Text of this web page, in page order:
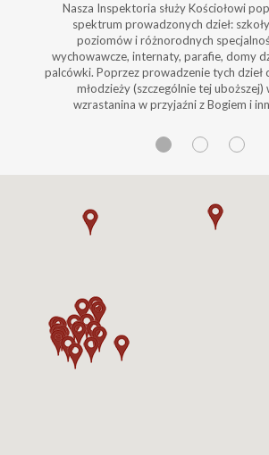
Nasza Inspektoria służy Kościołowi
spektrum prowadzonych dzieł:
poziomów i różnorodnych
wychowawcze, internaty, parafie, domy
palcówki. Poprzez prowadzenie tych dzieł
młodzieży (szczególnie tej uboższej)
wzrastanina w przyjaźni z Bogiem i